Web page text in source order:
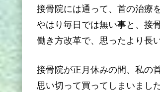
接骨院には通って、首の治療
やはり毎日では無い事と、接
働き方改革で、思ったより長
接骨院が正月休みの間、私
思い切って買ってしまいました